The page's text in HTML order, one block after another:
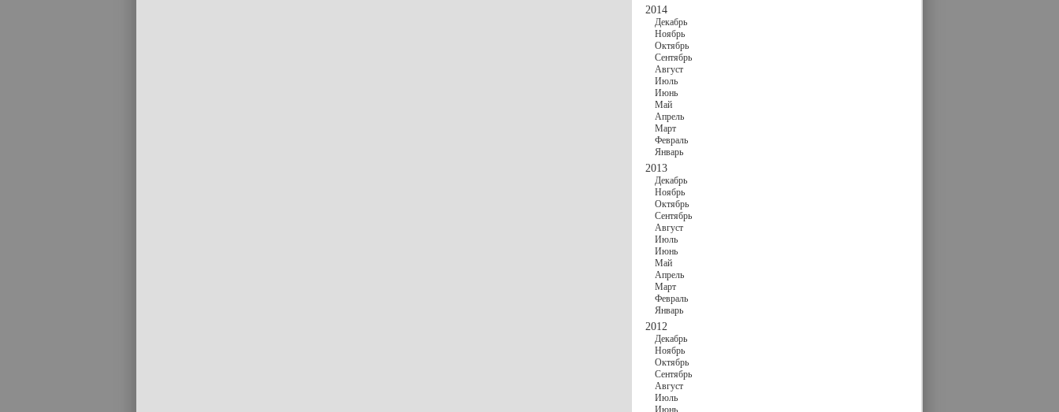
2014
Декабрь
Ноябрь
Октябрь
Сентябрь
Август
Июль
Июнь
Май
Апрель
Март
Февраль
Январь
2013
Декабрь
Ноябрь
Октябрь
Сентябрь
Август
Июль
Июнь
Май
Апрель
Март
Февраль
Январь
2012
Декабрь
Ноябрь
Октябрь
Сентябрь
Август
Июль
Июнь